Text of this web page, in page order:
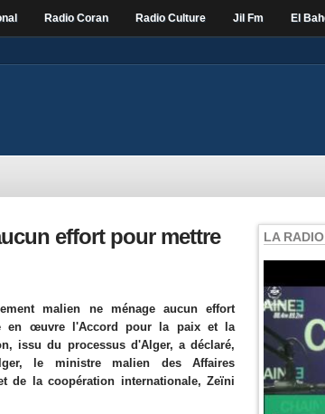
Radio Coran Radio Culture Jil Fm El
effort pour mettre
malien ne ménage aucun effort
en œuvre l'Accord pour la paix et la
issu du processus d'Alger, a déclaré,
le ministre malien des Affaires
de la coopération internationale, Zeïni
LA